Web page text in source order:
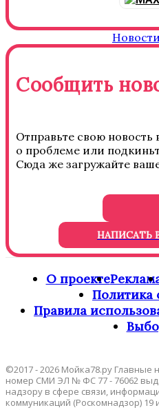
Сообщить
Отправьте свою
о проблеме или
Сюда же загружайте
НАПИСАТЬ
О проекте
Политика
Правила
©2017 - 2026 Мойка78.ру Главные
номер СМИ ЭЛ № ФС 77 - 76062
надзору в сфере связи,
коммуникаций (Роскомнадзор) 19